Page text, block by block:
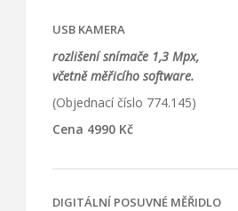
USB KAMERA
rozlišení snímače 1,3 Mpx,
včetně měřicího software.
(Objednací číslo 774.145)
Cena 4990 Kč
DIGITÁLNÍ POSUVNÉ MĚŘIDLO